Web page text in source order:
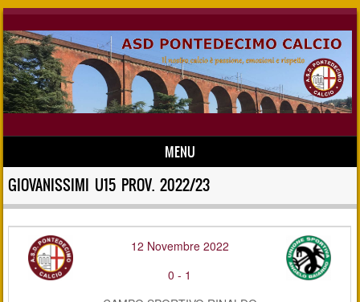
MENU
Skip to content
GIOVANISSIMI U15 PROV. 2022/23
12 Novembre 2022
0 - 1